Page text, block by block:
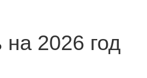
2026 год